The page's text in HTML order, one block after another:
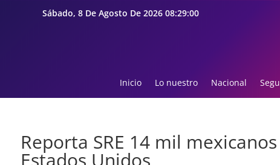
Sábado, 8 De Agosto De 2026 08:29:02
Inicio Lo nuestro Nacional
Reporta SRE 14 mil